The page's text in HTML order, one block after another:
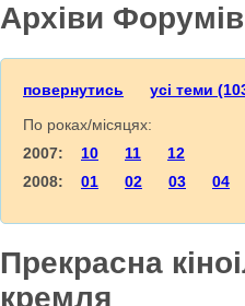
Архіви
повернутись
усі теми
По роках/місяцях:
2007: 10 11
12
2008: 01 02 03 04
Прекрасна
кремля